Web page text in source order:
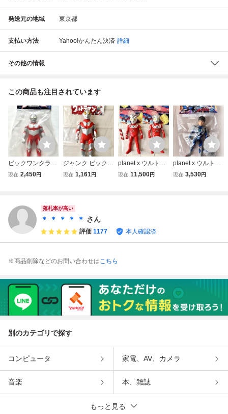
発送元の地域 東京都
支払い方法 Yahoo!かんたん決済 詳細
その他の情報
この商品も注目されています
ビックワンクラフ
ト ウルトラマング
M1号 ハンサムタ
ロウエム 安楽安作
kaiju one
現在 2,450円
ジャンク ビックワ
ンクラフト アーカ
M1号 ハンサムタ
ロウエム 安楽安作
kaiju one
現在 1,161円
planet x ウルトラ
マンレオ アストラ
kaiju one
現在 11,500円
planet x ウルトラ
マンZ メディコム
現在 3,530円
落札率が高い
＊ ＊ ＊ ＊ ＊ さん
評価 1177 本人確認済
※商品削除などのお問い合わせはこちら
別のカテゴリで探す
コンピュータ 家電、AV、カメラ
音楽 本、雑誌
もっと見る